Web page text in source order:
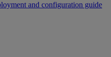
and configuration guide